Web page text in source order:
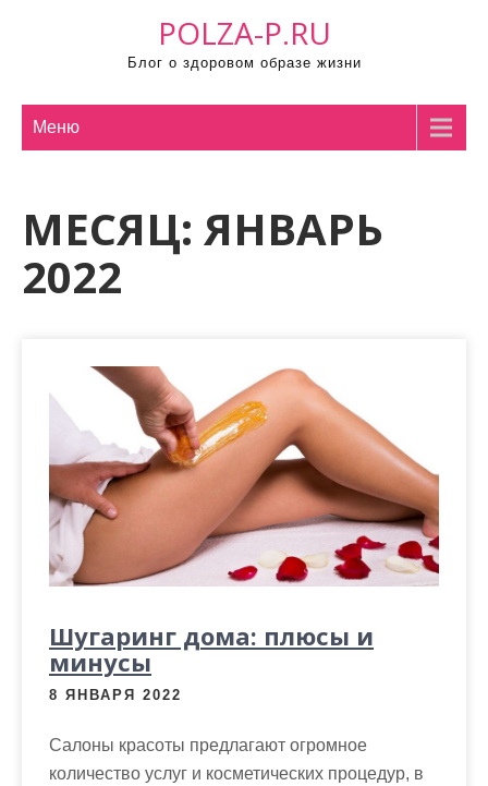
POLZA-P.RU
Блог о здоровом образе жизни
Меню
МЕСЯЦ: ЯНВАРЬ
2022
Шугаринг дома: плюсы и
минусы
8 ЯНВАРЯ 2022
Салоны красоты предлагают огромное
количество услуг и косметических процедур, в